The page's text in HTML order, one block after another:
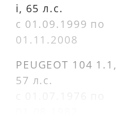
i, 65 л.с.
с 01.09.1999 по
01.11.2008
PEUGEOT 104 1.1,
57 л.с.